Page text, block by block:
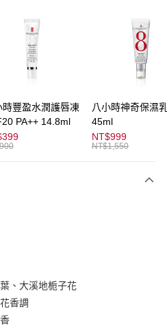
21家銀行
第一商業銀行
彰化商業銀行
台北富邦商業銀行
台中商業銀行
華泰商業銀行
、不需儲值。
，即可結帳。
付款。
)免運費
時豐盈水潤護唇凍
PA++ 14.8ml
八小時神奇保濕
45ml
NT$999
NT$1,550
、大溪地栀子花
香調